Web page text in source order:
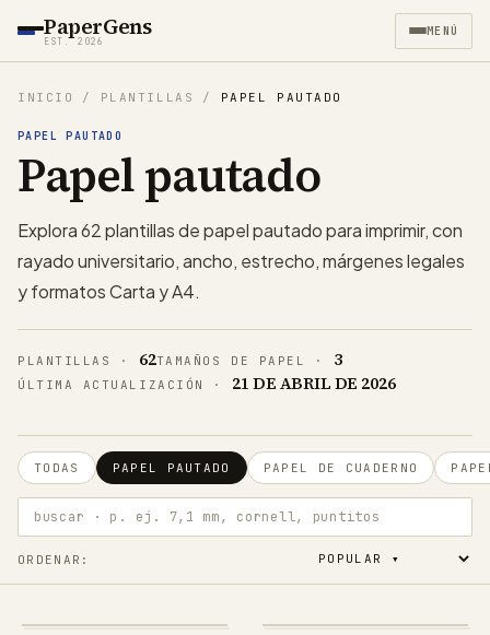
PaperGens
EST. 2026
MENÚ
INICIO / PLANTILLAS / PAPEL PAUTADO
PAPEL PAUTADO
Papel pautado
Explora 62 plantillas de papel pautado para imprimir, con
rayado universitario, ancho, estrecho, márgenes legales
y formatos Carta y A4.
PLANTILLAS · 62TAMAÑOS DE PAPEL · 3
ÚLTIMA ACTUALIZACIÓN · 21 DE ABRIL DE 2026
TODAS PAPEL PAUTADO PAPEL DE CUADERNO
buscar · p. ej. 7,1 mm, cornell, puntitos
ORDENAR: